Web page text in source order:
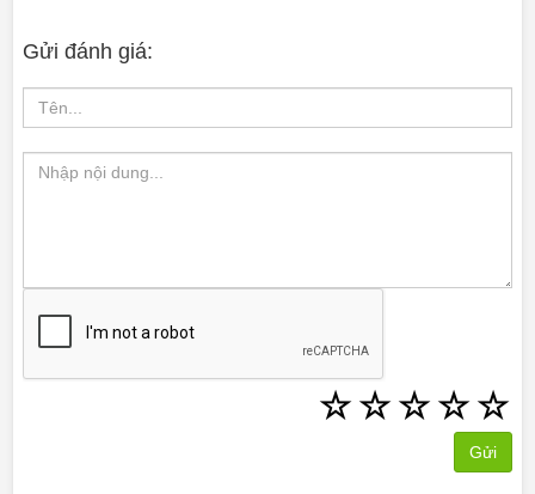
Gửi đánh giá:
☆
☆
☆
☆
☆
Gửi